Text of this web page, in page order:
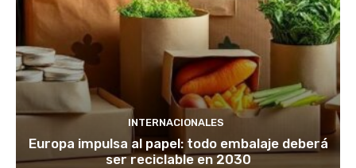
INTERNACIONALES
Europa impulsa al papel: todo embalaje deberá
ser reciclable en 2030